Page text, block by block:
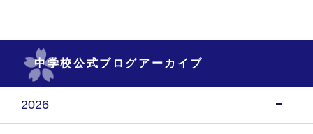
中学校公式ブログアーカイブ
2026